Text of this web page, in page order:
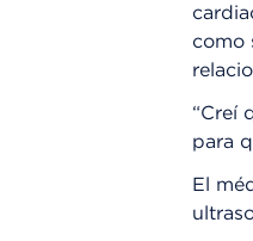
como
“Creí
para
El